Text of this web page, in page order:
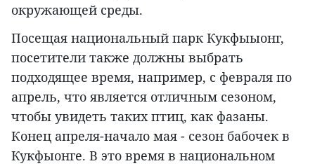
окружающей среды.
Посещая национальный парк Кукфыыонг,
посетители также должны выбрать
подходящее время, например, с февраля по
апрель, что является отличным сезоном,
чтобы увидеть таких птиц, как фазаны.
Конец апреля-начало мая - сезон бабочек в
Кукфыонге. В это время в национальном